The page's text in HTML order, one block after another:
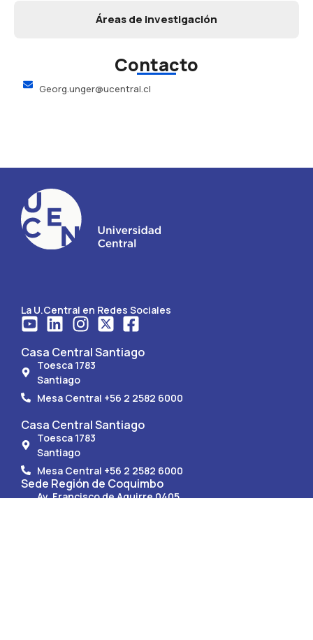
Áreas de investigación
Contacto
Georg.unger@ucentral.cl
La U.Central en Redes Sociales
Casa Central Santiago
Toesca 1783
Santiago
Mesa Central +56 2 2582 6000
Casa Central Santiago
Toesca 1783
Santiago
Mesa Central +56 2 2582 6000
Sede Región de Coquimbo
Av. Francisco de Aguirre 0405